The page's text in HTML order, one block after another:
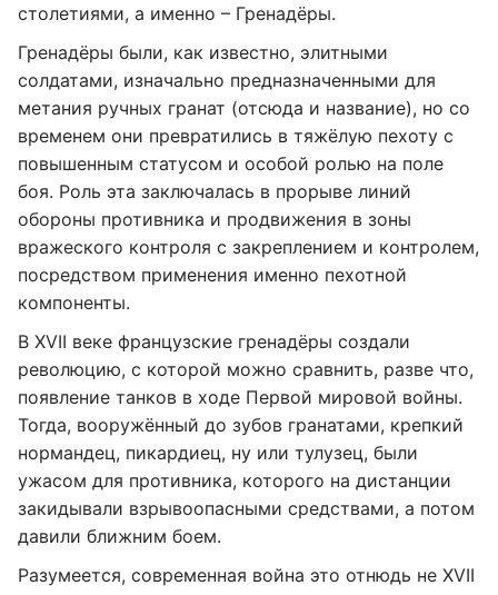
столетиями, а именно – Гренадёры.
Гренадёры были, как известно, элитными
солдатами, изначально предназначенными для
метания ручных гранат (отсюда и название), но со
временем они превратились в тяжёлую пехоту с
повышенным статусом и особой ролью на поле
боя. Роль эта заключалась в прорыве линий
обороны противника и продвижения в зоны
вражеского контроля с закреплением и контролем,
посредством применения именно пехотной
компоненты.
В XVII веке французские гренадёры создали
революцию, с которой можно сравнить, разве что,
появление танков в ходе Первой мировой войны.
Тогда, вооружённый до зубов гранатами, крепкий
нормандец, пикардиец, ну или тулузец, были
ужасом для противника, которого на дистанции
закидывали взрывоопасными средствами, а потом
давили ближним боем.
Разумеется, современная война это отнюдь не XVII